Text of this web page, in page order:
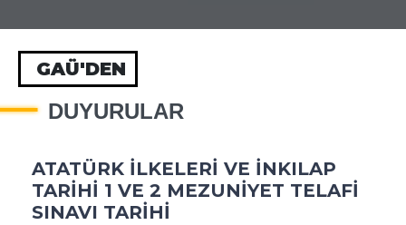
GAÜ'DEN
DUYURULAR
ATATÜRK İLKELERİ VE İNKILAP
TARİHİ 1 VE 2 MEZUNİYET TELAFİ
SINAVI TARİHİ